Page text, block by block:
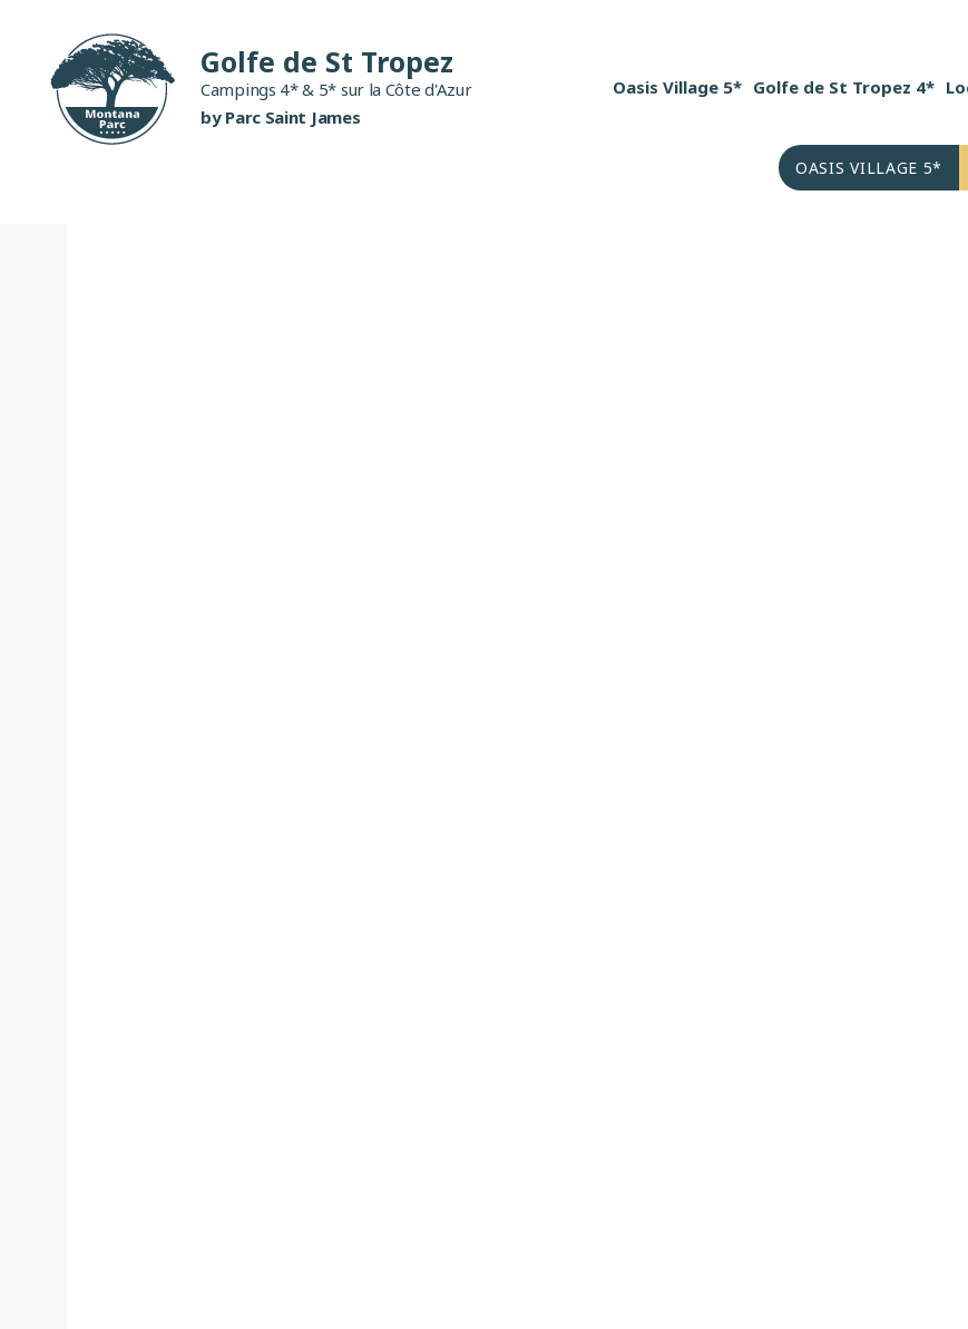
contenu
MONTANA PARC
Campings 4* & 5* sur la Côte d'Azur
by Parc Saint James
MONTANA PARC
Campings 4* & 5* sur la Côte d'Azur
by Parc Saint James
Oasis Village 5* Golfe de St Tropez 4*
OASIS VILLAGE 5*
Golfe de St Tropez
Campings 4* & 5* sur la Côte d'Azur
by Parc Saint James
Oasis Village 5* Golfe de St Tropez 4*
OASIS VILLAGE 5*